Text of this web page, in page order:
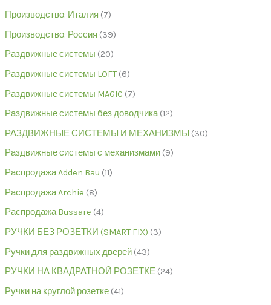
Производство: Италия 7
Производство: Россия 39
Раздвижные системы 20
Раздвижные системы LOFT 6
Раздвижные системы MAGIC 7
Раздвижные системы без доводчика 12
РАЗДВИЖНЫЕ СИСТЕМЫ И МЕХАНИЗМЫ
30
Раздвижные системы с механизмами 9
Распродажа Adden Bau 11
Распродажа Archie 8
Распродажа Bussare 4
РУЧКИ БЕЗ РОЗЕТКИ (SMART FIX) 3
Ручки для раздвижных дверей 43
РУЧКИ НА КВАДРАТНОЙ РОЗЕТКЕ 24
Ручки на круглой розетке 41